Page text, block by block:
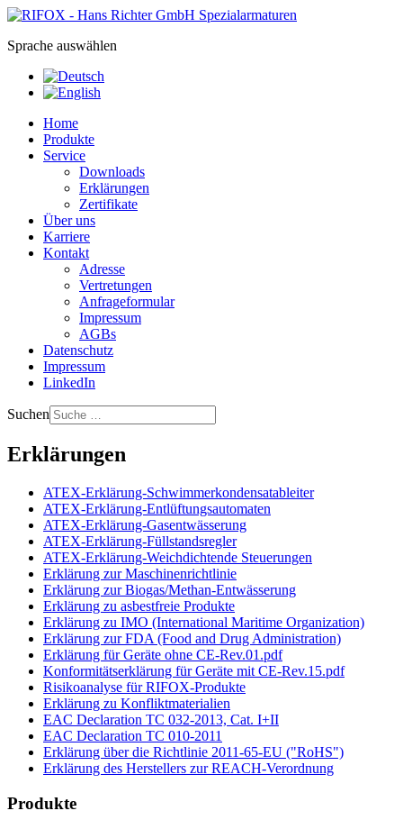
Sprache auswählen
Home
Produkte
Service
Downloads
Erklärungen
Zertifikate
Über uns
Karriere
Kontakt
Adresse
Vertretungen
Anfrageformular
Impressum
AGBs
Datenschutz
Impressum
LinkedIn
Suchen
Erklärungen
ATEX-Erklärung-Schwimmerkondensatableiter
ATEX-Erklärung-Entlüftungsautomaten
ATEX-Erklärung-Gasentwässerung
ATEX-Erklärung-Füllstandsregler
ATEX-Erklärung-Weichdichtende Steuerungen
Erklärung zur Maschinenrichtlinie
Erklärung zur Biogas/Methan-Entwässerung
Erklärung zu asbestfreie Produkte
Erklärung zu IMO (International Maritime Organization)
Erklärung zur FDA (Food and Drug Administration)
Erklärung für Geräte ohne CE-Rev.01.pdf
Konformitätserklärung für Geräte mit CE-Rev.15.pdf
Risikoanalyse für RIFOX-Produkte
Erklärung zu Konfliktmaterialien
EAC Declaration TC 032-2013, Cat. I+II
EAC Declaration TC 010-2011
Erklärung über die Richtlinie 2011-65-EU ("RoHS")
Erklärung des Herstellers zur REACH-Verordnung
Produkte